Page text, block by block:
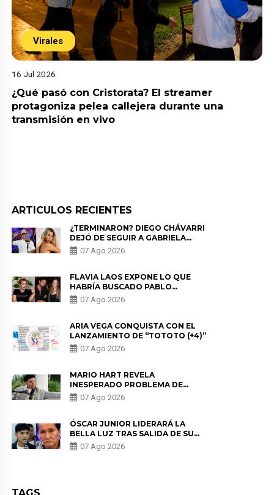
Virales
16 Jul 2026
¿Qué pasó con Cristorata? El streamer
protagoniza pelea callejera durante una
transmisión en vivo
ARTICULOS RECIENTES
¿TERMINARON? DIEGO CHÁVARRI
DEJÓ DE SEGUIR A GABRIELA
HERRERA Y ANUNCIA SU SALIDA
DE PÓDCAST
07 Ago 2026
FLAVIA LAOS EXPONE LO QUE
HABRÍA BUSCADO PABLO
HEREDIA CON ALE FULLER: “UNA
DE LAS PARTES QUERÍA EL
07 Ago 2026
ARIA VEGA CONQUISTA CON EL
LANZAMIENTO DE “TOTOTO (+4)”
07 Ago 2026
MARIO HART REVELA
INESPERADO PROBLEMA DE
SALUD ANTES DE SEPARARSE DE
KORINA: “ME ENCONTRARON UN
07 Ago 2026
ÓSCAR JUNIOR LIDERARÁ LA
BELLA LUZ TRAS SALIDA DE SU
PADRE POR POLÉMICA CON
NALDY SALDAÑA
07 Ago 2026